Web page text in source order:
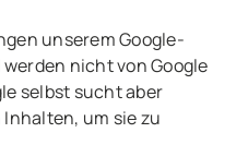
unserem Google-
nicht von Google
selbst sucht aber
um sie zu